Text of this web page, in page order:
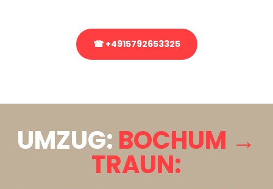
☎ +4915792653325
UMZUG: BOCHUM →
TRAUN: